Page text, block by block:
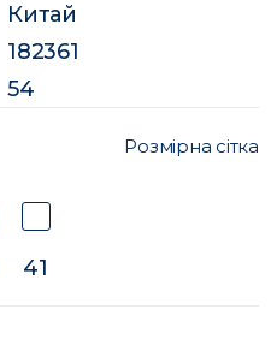
Китай
182361
54
Розмірна сітка
41